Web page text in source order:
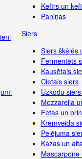
Kefīrs un
Paniņas
Siers
Siers šķēlēs
Fermentēts
Kausētais
Cietais siers
Uzkodu
Mozzarella
Fetas un
Krēmveida
Pelējuma
Kazas un